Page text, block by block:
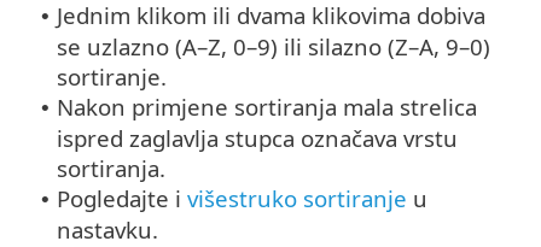
• Jednim klikom ili dvama klikovima dobiva
se uzlazno (A–Z, 0–9) ili silazno (Z–A, 9–0)
sortiranje.
• Nakon primjene sortiranja mala strelica
ispred zaglavlja stupca označava vrstu
sortiranja.
• Pogledajte i višestruko sortiranje u
nastavku.